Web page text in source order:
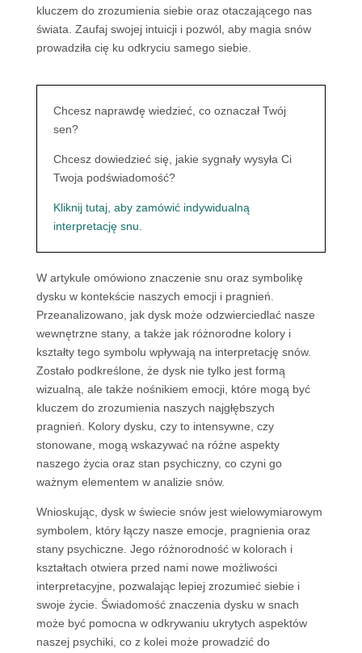
kluczem do zrozumienia siebie oraz otaczającego nas
świata. Zaufaj swojej intuicji i pozwól, aby magia snów
prowadziła cię ku odkryciu samego siebie.
Chcesz naprawdę wiedzieć, co oznaczał Twój
sen?
Chcesz dowiedzieć się, jakie sygnały wysyła Ci
Twoja podświadomość?
Kliknij tutaj, aby zamówić indywidualną
interpretację snu.
W artykule omówiono znaczenie snu oraz symbolikę
dysku w kontekście naszych emocji i pragnień.
Przeanalizowano, jak dysk może odzwierciedlać nasze
wewnętrzne stany, a także jak różnorodne kolory i
kształty tego symbolu wpływają na interpretację snów.
Zostało podkreślone, że dysk nie tylko jest formą
wizualną, ale także nośnikiem emocji, które mogą być
kluczem do zrozumienia naszych najgłębszych
pragnień. Kolory dysku, czy to intensywne, czy
stonowane, mogą wskazywać na różne aspekty
naszego życia oraz stan psychiczny, co czyni go
ważnym elementem w analizie snów.
Wnioskując, dysk w świecie snów jest wielowymiarowym
symbolem, który łączy nasze emocje, pragnienia oraz
stany psychiczne. Jego różnorodność w kolorach i
kształtach otwiera przed nami nowe możliwości
interpretacyjne, pozwalając lepiej zrozumieć siebie i
swoje życie. Świadomość znaczenia dysku w snach
może być pomocna w odkrywaniu ukrytych aspektów
naszej psychiki, co z kolei może prowadzić do